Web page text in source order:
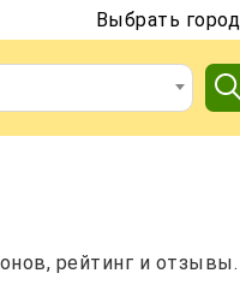
Выбрать город
рейтинг и отзывы.